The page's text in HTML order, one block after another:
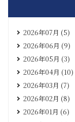
2026年07月 (5)
2026年06月 (9)
2026年05月 (3)
2026年04月 (10)
2026年03月 (7)
2026年02月 (8)
2026年01月 (6)